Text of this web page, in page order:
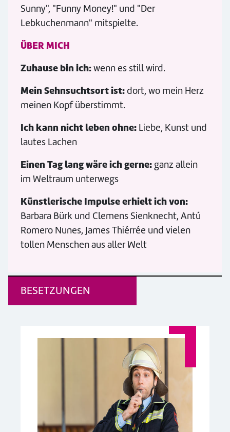
Sunny", "Funny Money!" und "Der
Lebkuchenmann" mitspielte.
ÜBER MICH
Zuhause bin ich:wenn es still wird.
Mein Sehnsuchtsort ist: dort, wo mein Herz
meinen Kopf überstimmt.
Ich kann nicht leben ohne: Liebe, Kunst und
lautes Lachen
Einen Tag lang wäre ich gerne: ganz allein
im Weltraum unterwegs
Künstlerische Impulse erhielt ich von:
Barbara Bürk und Clemens Sienknecht, Antú
Romero Nunes, James Thiérrée und vielen
tollen Menschen aus aller Welt
BESETZUNGEN